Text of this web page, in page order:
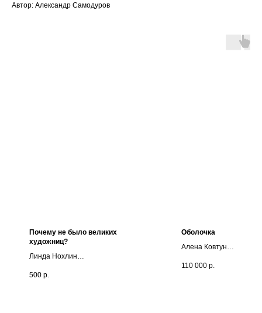
Автор: Александр Самодуров
Почему не было великих
художниц?
Линда Нохлин
Одно из самых известных
500 р.
Оболочка
Алена Ковтун
50х50
110 000 р.